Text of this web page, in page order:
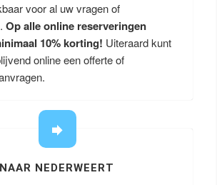
voor al uw vragen of
Op alle online reserveringen
10% korting! Uiteraard kunt
online een offerte of
NAAR NEDERWEERT